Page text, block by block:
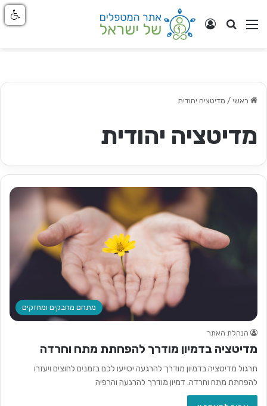
ניווט באתר
חפש התחבר
ראשי / מדיטציה יהודית
מדיטציה יהודית
מתחם מחבקים ומחזקים
הנהלת האתר
מדיטציה בדמיון מודרך להפחתת מתח וחרדה
תרגול מדיטציה בדמיון מודרך להרגעה יסייעו לכם בזמנים לחוצים ויעזרו
להפחתת מתח וחרדה. דמיון מודרך להרגעה והרפיה